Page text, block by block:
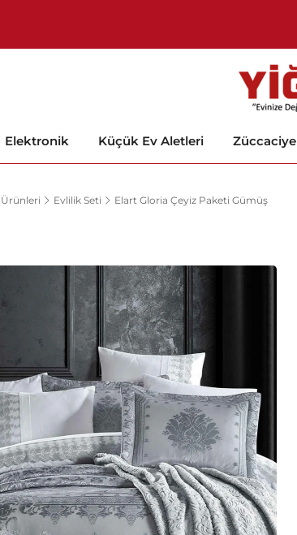
Elektronik Küçük Ev Aletleri Züccaciye
Ürünleri Evlilik Seti Elart Gloria Çeyiz Paketi Gümüş